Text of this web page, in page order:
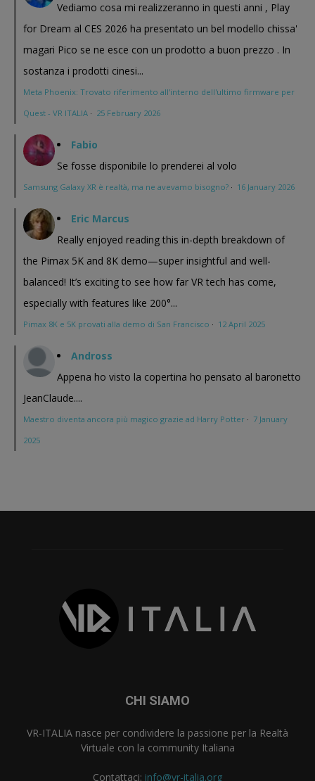
Vediamo cosa mi realizzeranno in questi anni , Play
for Dream al CES 2026 ha presentato un bel modello chissa'
magari Pico se ne esce con un prodotto a buon prezzo . In
sostanza i prodotti cinesi...
Meta Phoenix: Trovato riferimento all'interno dell'ultimo firmware per
Quest - VR ITALIA · 25 February 2026
Fabio
Se fosse disponibile lo prenderei al volo
Samsung Galaxy XR è realtà, ma ne avevamo bisogno? · 16 January 2026
Eric Marcus
Really enjoyed reading this in-depth breakdown of
the Pimax 5K and 8K demo—super insightful and well-
balanced! It’s exciting to see how far VR tech has come,
especially with features like 200°...
Pimax 8K e 5K provati alla demo di San Francisco · 12 April 2025
Andross
Appena ho visto la copertina ho pensato al baronetto
JeanClaude....
Maestro diventa ancora più magico grazie ad Harry Potter · 7 January
2025
CHI SIAMO
VR-ITALIA nasce per condividere la passione per la Realtà
Virtuale con la community Italiana
Contattaci: info@vr-italia.org